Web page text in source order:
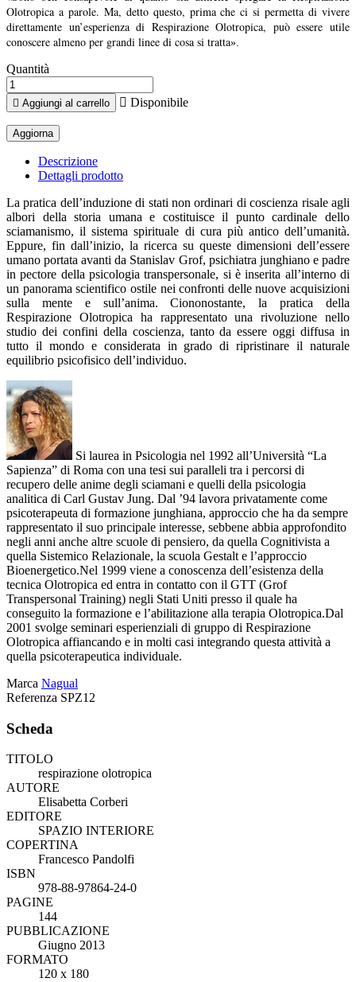
Olotropica a parole. Ma, detto questo, prima che ci si permetta di vivere
direttamente un’esperienza di Respirazione Olotropica, può essere utile
conoscere almeno per grandi linee di cosa si tratta».
Quantità
 Aggiungi al carrello  Disponibile
Descrizione
Dettagli prodotto
La pratica dell’induzione di stati non ordinari di coscienza risale agli
albori della storia umana e costituisce il punto cardinale dello
sciamanismo, il sistema spirituale di cura più antico dell’umanità.
Eppure, fin dall’inizio, la ricerca su queste dimensioni dell’essere
umano portata avanti da Stanislav Grof, psichiatra junghiano e padre
in pectore della psicologia transpersonale, si è inserita all’interno di
un panorama scientifico ostile nei confronti delle nuove acquisizioni
sulla mente e sull’anima. Ciononostante, la pratica della
Respirazione Olotropica ha rappresentato una rivoluzione nello
studio dei confini della coscienza, tanto da essere oggi diffusa in
tutto il mondo e considerata in grado di ripristinare il naturale
equilibrio psicofisico dell’individuo.
Si laurea in Psicologia nel 1992 all’Università “La
Sapienza” di Roma con una tesi sui paralleli tra i percorsi di
recupero delle anime degli sciamani e quelli della psicologia
analitica di Carl Gustav Jung. Dal ’94 lavora privatamente come
psicoterapeuta di formazione junghiana, approccio che ha da sempre
rappresentato il suo principale interesse, sebbene abbia approfondito
negli anni anche altre scuole di pensiero, da quella Cognitivista a
quella Sistemico Relazionale, la scuola Gestalt e l’approccio
Bioenergetico.Nel 1999 viene a conoscenza dell’esistenza della
tecnica Olotropica ed entra in contatto con il GTT (Grof
Transpersonal Training) negli Stati Uniti presso il quale ha
conseguito la formazione e l’abilitazione alla terapia Olotropica.Dal
2001 svolge seminari esperienziali di gruppo di Respirazione
Olotropica affiancando e in molti casi integrando questa attività a
quella psicoterapeutica individuale.
Marca Nagual
Referenza SPZ12
Scheda
TITOLO
respirazione olotropica
AUTORE
Elisabetta Corberi
EDITORE
SPAZIO INTERIORE
COPERTINA
Francesco Pandolfi
ISBN
978-88-97864-24-0
PAGINE
144
PUBBLICAZIONE
Giugno 2013
FORMATO
120 x 180